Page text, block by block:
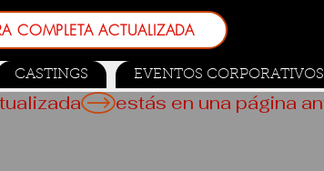
COMPLETA ACTUALIZADA
CASTINGS EVENTOS CORPORATIVOS